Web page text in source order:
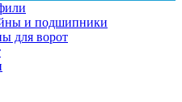
и подшипники
для ворот